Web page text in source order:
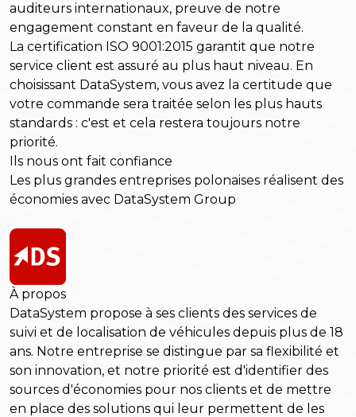
auditeurs internationaux, preuve de notre
engagement constant en faveur de la qualité.
La certification ISO 9001:2015 garantit que notre
service client est assuré au plus haut niveau. En
choisissant DataSystem, vous avez la certitude que
votre commande sera traitée selon les plus hauts
standards : c'est et cela restera toujours notre
priorité.
Ils nous ont fait confiance
Les plus grandes entreprises polonaises réalisent des
économies avec DataSystem Group
À propos
DataSystem propose à ses clients des services de
suivi et de localisation de véhicules depuis plus de 18
ans. Notre entreprise se distingue par sa flexibilité et
son innovation, et notre priorité est d'identifier des
sources d'économies pour nos clients et de mettre
en place des solutions qui leur permettent de les